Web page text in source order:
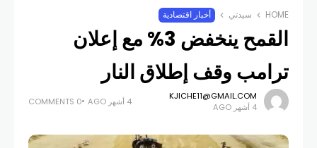
HOME سيدتي أخبار اقتصادية
القمح ينخفض 3% مع إعلان
ترامب وقف إطلاق النار
KJICHE11@GMAIL.COM
4 أشهر AGO
4 أشهر AGO 0 COMMENTS